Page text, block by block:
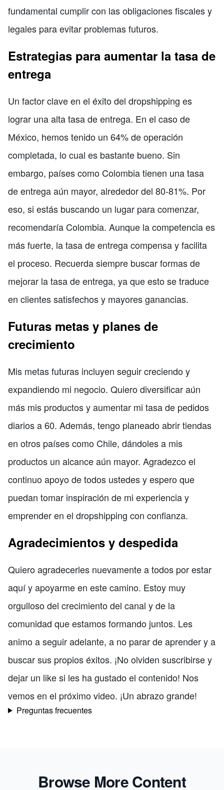
fundamental cumplir con las obligaciones fiscales y
legales para evitar problemas futuros.
Estrategias para aumentar la tasa de
entrega
Un factor clave en el éxito del dropshipping es
lograr una alta tasa de entrega. En el caso de
México, hemos tenido un 64% de operación
completada, lo cual es bastante bueno. Sin
embargo, países como Colombia tienen una tasa
de entrega aún mayor, alrededor del 80-81%. Por
eso, si estás buscando un lugar para comenzar,
recomendaría Colombia. Aunque la competencia es
más fuerte, la tasa de entrega compensa y facilita
el proceso. Recuerda siempre buscar formas de
mejorar la tasa de entrega, ya que esto se traduce
en clientes satisfechos y mayores ganancias.
Futuras metas y planes de
crecimiento
Mis metas futuras incluyen seguir creciendo y
expandiendo mi negocio. Quiero diversificar aún
más mis productos y aumentar mi tasa de pedidos
diarios a 60. Además, tengo planeado abrir tiendas
en otros países como Chile, dándoles a mis
productos un alcance aún mayor. Agradezco el
continuo apoyo de todos ustedes y espero que
puedan tomar inspiración de mi experiencia y
emprender en el dropshipping con confianza.
Agradecimientos y despedida
Quiero agradecerles nuevamente a todos por estar
aquí y apoyarme en este camino. Estoy muy
orgulloso del crecimiento del canal y de la
comunidad que estamos formando juntos. Les
animo a seguir adelante, a no parar de aprender y a
buscar sus propios éxitos. ¡No olviden suscribirse y
dejar un like si les ha gustado el contenido! Nos
vemos en el próximo video. ¡Un abrazo grande!
Preguntas frecuentes
Browse More Content